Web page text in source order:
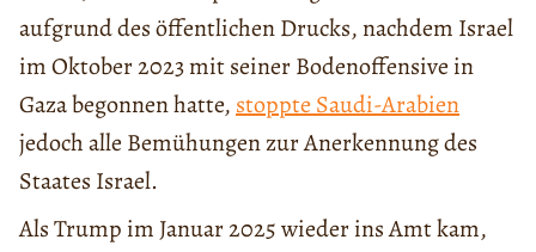
aufgrund des öffentlichen Drucks, nachdem Israel
im Oktober 2023 mit seiner Bodenoffensive in
Gaza begonnen hatte, stoppte Saudi-Arabien
jedoch alle Bemühungen zur Anerkennung des
Staates Israel.
Als Trump im Januar 2025 wieder ins Amt kam,